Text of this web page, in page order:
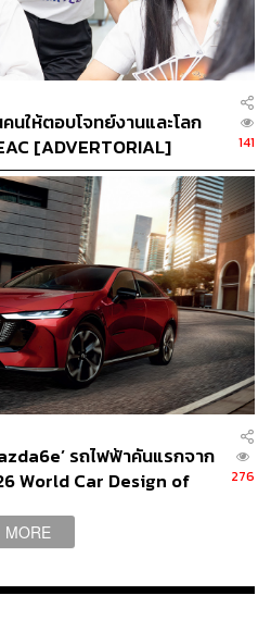
นให้ตอบโจทย์งานและโลก
[ADVERTORIAL]
141
รถไฟฟ้าคันแรกจาก
World Car Design of
276
MORE